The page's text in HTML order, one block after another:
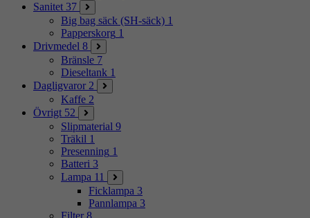
Sanitet 37
Big bag säck (SH-säck) 1
Papperskorg 1
Drivmedel 8
Bränsle 7
Dieseltank 1
Dagligvaror 2
Kaffe 2
Övrigt 52
Slipmaterial 9
Träkil 1
Presenning 1
Batteri 3
Lampa 11
Ficklampa 3
Pannlampa 3
Filter 8